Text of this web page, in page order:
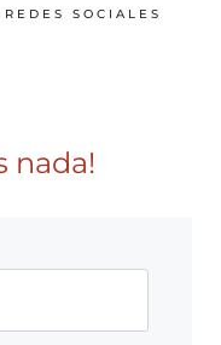
SOCIALES
nada!